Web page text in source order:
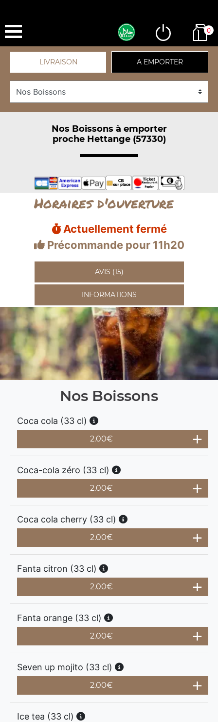
0
LIVRAISON A EMPORTER
Nos Boissons à emporter
proche Hettange (57330)
Horaires d'ouverture
Actuellement fermé
Précommande pour 11h20
AVIS (15)
INFORMATIONS
Nos Boissons
Coca cola (33 cl)
2.00€
Coca-cola zéro (33 cl)
2.00€
Coca cola cherry (33 cl)
2.00€
Fanta citron (33 cl)
2.00€
Fanta orange (33 cl)
2.00€
Seven up mojito (33 cl)
2.00€
Ice tea (33 cl)